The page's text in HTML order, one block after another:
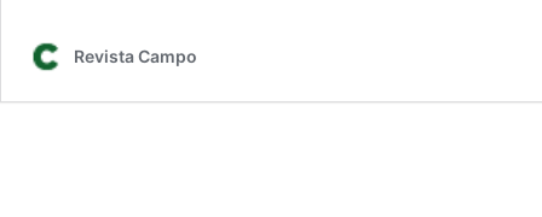
Revista Campo